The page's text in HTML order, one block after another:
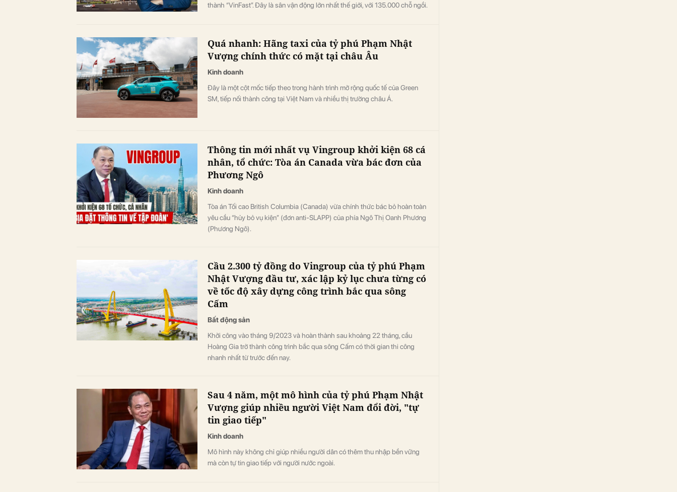
thành “VinFast”. Đây là sân vận động lớn nhất thế giới, với 135.000 chỗ ngồi.
Quá nhanh: Hãng taxi của tỷ phú Phạm Nhật
Vượng chính thức có mặt tại châu Âu
Kinh doanh
Đây là một cột mốc tiếp theo trong hành trình mở rộng quốc tế của Green
SM, tiếp nối thành công tại Việt Nam và nhiều thị trường châu Á.
Thông tin mới nhất vụ Vingroup khởi kiện 68 cá
nhân, tổ chức: Tòa án Canada vừa bác đơn của
Phương Ngô
Kinh doanh
Tòa án Tối cao British Columbia (Canada) vừa chính thức bác bỏ hoàn toàn
yêu cầu “hủy bỏ vụ kiện” (đơn anti-SLAPP) của phía Ngô Thị Oanh Phương
(Phương Ngô).
Cầu 2.300 tỷ đồng do Vingroup của tỷ phú Phạm
Nhật Vượng đầu tư, xác lập kỷ lục chưa từng có
về tốc độ xây dựng công trình bắc qua sông
Cấm
Bất động sản
Khởi công vào tháng 9/2023 và hoàn thành sau khoảng 22 tháng, cầu
Hoàng Gia trở thành công trình bắc qua sông Cấm có thời gian thi công
nhanh nhất từ trước đến nay.
Sau 4 năm, một mô hình của tỷ phú Phạm Nhật
Vượng giúp nhiều người Việt Nam đổi đời, "tự
tin giao tiếp"
Kinh doanh
Mô hình này không chỉ giúp nhiều người dân có thêm thu nhập bền vững
mà còn tự tin giao tiếp với người nước ngoài.